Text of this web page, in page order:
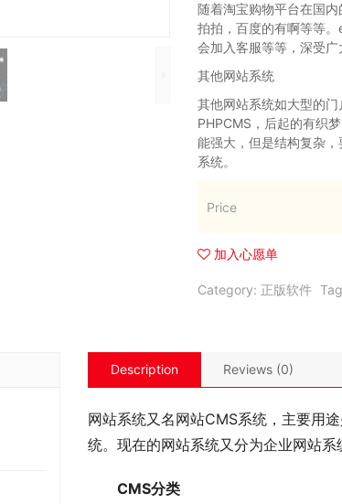
随着淘宝购物平台在国
拍拍，百度的有啊等等
会加入客服等等，深受广
其他网站系统
其他网站系统如大型的
PHPCMS，后起的有织
能强大，但是结构复杂
系统。
Price
加入心愿单
Category: 正版软件
Description Reviews (0)
网站系统又名网站CMS系统，主要用
统。现在的网站系统又分为企业网站系
CMS分类